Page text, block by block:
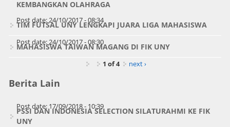
KEMBANGKAN OLAHRAGA
Post date: 24/10/2017 - 08:34
TIM FUTSAL UNY LENGKAPI JUARA LIGA MAHASISWA
Post date: 24/10/2017 - 08:30
MAHASISWA TAIWAN MAGANG DI FIK UNY
1 of 4 next ›
Berita Lain
Post date: 17/09/2018 - 10:39
PSSI DAN INDONESIA SELECTION SILATURAHMI KE FIK
UNY